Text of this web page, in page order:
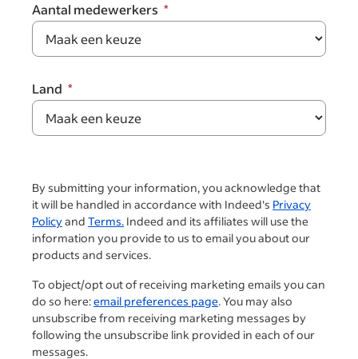
Aantal medewerkers
Land
By submitting your information, you acknowledge that
it will be handled in accordance with Indeed's Privacy
Policyand Terms. Indeed and its affiliates will use the
information you provide to us to email you about our
products and services.
To object/opt out of receiving marketing emails you can
do so here:email preferences page. You may also
unsubscribe from receiving marketing messages by
following the unsubscribe link provided in each of our
messages.